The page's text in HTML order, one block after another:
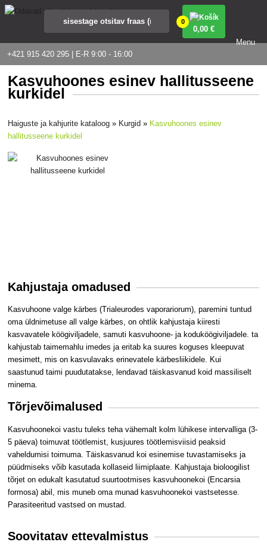
+421 915 420 295 | E-R 9:00 - 16:00
0
0,00 €
Menu
Kasvuhoones esinev hallitusseene
kurkidel
Haiguste ja kahjurite kataloog » Kurgid » Kasvuhoones esinev
hallitusseene kurkidel
Kahjustaja omadused
Kasvuhoone valge kärbes (Trialeurodes vaporariorum), paremini tuntud
oma üldnimetuse all valge kärbes, on ohtlik kahjustaja kiiresti
kasvavatele köögiviljadele, samuti kasvuhoone- ja koduköögiviljadele. ta
kahjustab taimemahlu imedes ja eritab ka suures koguses kleepuvat
mesimett, mis on kasvulavaks erinevatele kärbesliikidele. Kui
saastunud taimi puudutatakse, lendavad täiskasvanud koid massiliselt
minema.
Tõrjevõimalused
Kasvuhoonekoi vastu tuleks teha vähemalt kolm lühikese intervalliga (3-
5 päeva) toimuvat töötlemist, kusjuures töötlemisviisid peaksid
vaheldumisi toimuma. Täiskasvanud koi esinemise tuvastamiseks ja
püüdmiseks võib kasutada kollaseid liimiplaate. Kahjustaja bioloogilist
tõrjet on edukalt kasutatud suurtootmises kasvuhoonekoi (Encarsia
formosa) abil, mis muneb oma munad kasvuhoonekoi vastsetesse.
Parasiteeritud vastsed on mustad.
Soovitatav ettevalmistus